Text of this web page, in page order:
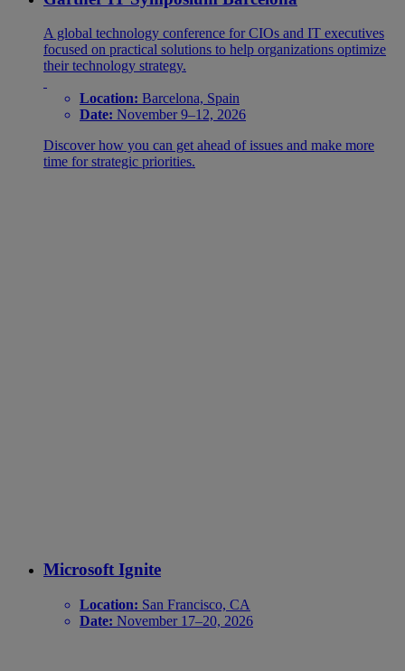
A global technology conference for CIOs and IT executives
focused on practical solutions to help organizations optimize
their technology strategy.
Location: Barcelona, Spain
Date: November 9–12, 2026
Discover how you can get ahead of issues and make more
time for strategic priorities.
Microsoft Ignite
Location: San Francisco, CA
Date: November 17–20, 2026